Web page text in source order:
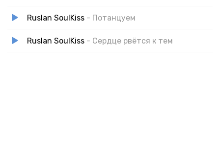
Ruslan SoulKiss - Потанцуем
Ruslan SoulKiss - Сердце рвётся к тем